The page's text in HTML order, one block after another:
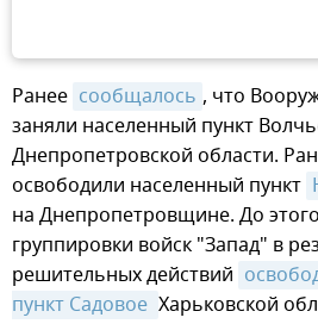
Ранее сообщалось , что
заняли населенный пункт
Днепропетровской области.
освободили населенный пункт
на Днепропетровщине. До
группировки войск "Запад" в
решительных действий
пункт Садовое Харьковской